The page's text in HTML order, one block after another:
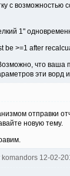
с возможностью
1"
be >=1 after
что ваша
эти ворд
отправки
новую тему.
komandors 12-02-